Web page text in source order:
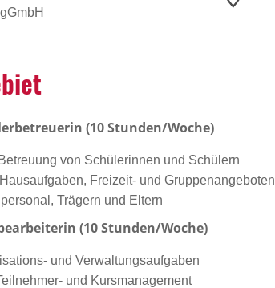
(10 Stunden/Woche)
von Schülerinnen und Schülern
Freizeit- und Gruppenangeboten
Trägern und Eltern
(10 Stunden/Woche)
und Verwaltungsaufgaben
und Kursmanagement